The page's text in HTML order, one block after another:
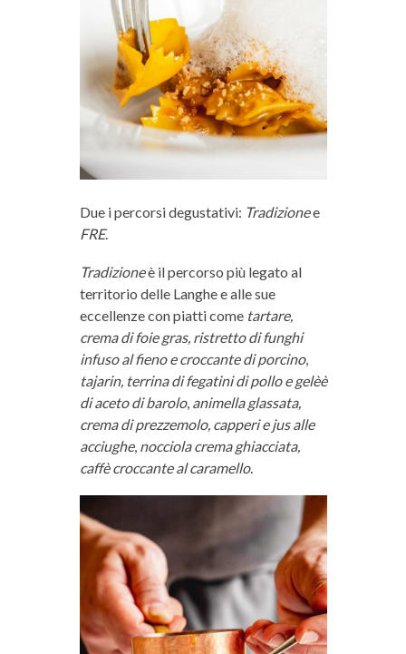
Due i percorsi degustativi: Tradizionee
FRE.
Tradizioneè il percorso più legato al
territorio delle Langhe e alle sue
eccellenze con piatti come tartare,
crema di foie gras, ristretto di funghi
infuso al fieno e croccante di porcino,
tajarin, terrina di fegatini di pollo e gelèè
di aceto di barolo, animella glassata,
crema di prezzemolo, capperi e jus alle
acciughe, nocciola crema ghiacciata,
caffè croccante al caramello.